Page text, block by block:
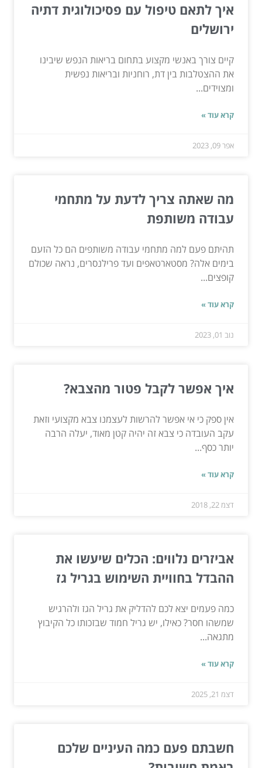
איך לתאם טיפול עם פסיכולוגית דתיה
ירושלים
קיים צורך באנשי מקצוע בתחום בריאות הנפש שיבינו
את ההצטלבות בין דת, רוחניות ובריאות נפשית
ומצוידים...
קרא עוד »
אפר 09, 2023
מה שאתה צריך לדעת על מתחמי
עבודה משותפת
תהיתם פעם למה מתחמי עבודה משותפים הם כל הזעם
בימים אלה? מסטארטאפים ועד פרילנסרים, נראה שכולם
קופצים...
קרא עוד »
נוב 01, 2023
איך אפשר לקבל פטור מהצבא?
אין ספק כי אי אפשר להרשות לעצמנו צבא מקצועי וזאת
עקב העובדה כי צבא זה יהיה קטן מאוד, יעלה הרבה
יותר כסף...
קרא עוד »
דצמ 22, 2018
אביזרים נלווים: הכלים שיעשו את
ההבדל בחוויית השימוש בגריל גז
כמה פעמים יצא לכם להדליק את גריל הגז ולהרגיש
שמשהו חסר? כאילו, יש גריל חמוד שבזכותו כל הקיבוץ
מתגאה...
קרא עוד »
דצמ 21, 2025
חשבתם פעם כמה העיניים שלכם